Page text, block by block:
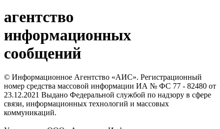
агентство
информационных
сообщений
© Информационное Агентство «АИС». Регистрационный
номер средства массовой информации ИА № ФС 77 - 82480 от
23.12.2021 Выдано Федеральной службой по надзору в сфере
связи, информационных технологий и массовых
коммуникаций.